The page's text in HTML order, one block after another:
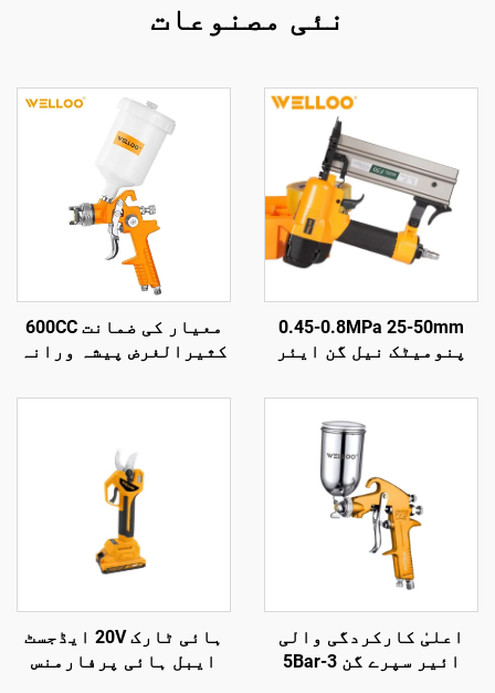
نئی مصنوعات
0.45-0.8MPa 25-50mm
پنومیٹک نیل گن ایئر
لیے ایئر ٹولز پنومیٹک
نیل گن
معیار کی ضمانت 600CC
کثیرالغرض پیشہ ورانہ
خاندان کی چھوٹی
اعلیٰ کارکردگی والی
ائیر سپرے گن 3-5Bar
ہائی ٹارک 20V ایڈجسٹ
ایبل ہائی پرفارمنس